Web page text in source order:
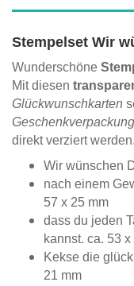
Stempelset Wir
Wunderschöne
Mit diesen
Glückwunschkarten
direkt verziert werden.
Wir wünschen
nach einem
57 x 25 mm
dass du jeden
kannst. ca. 53
Kekse die
21 mm